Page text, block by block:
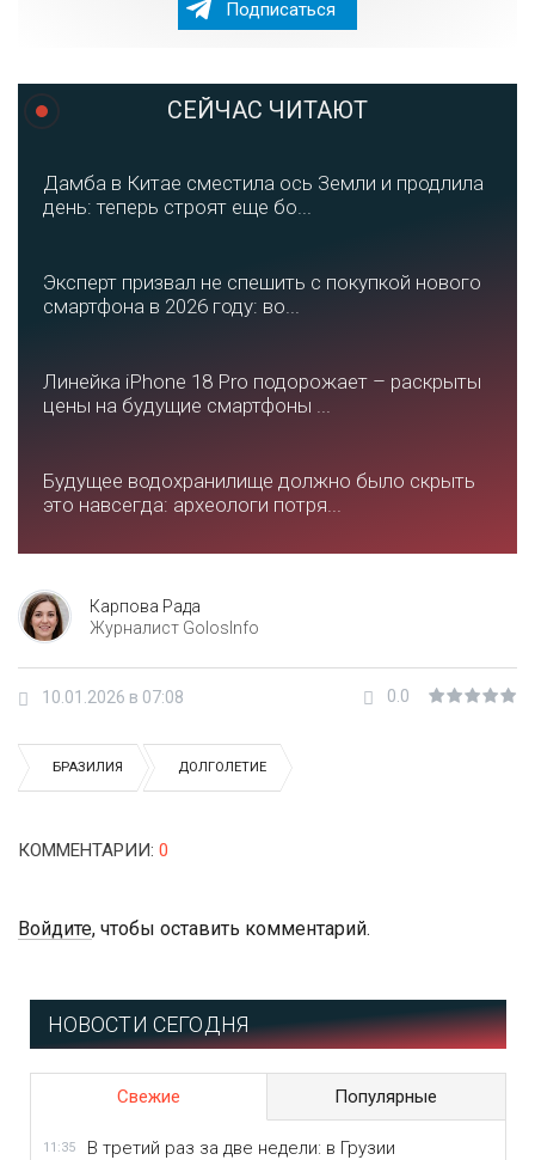
Подписаться
СЕЙЧАС ЧИТАЮТ
Дамба в Китае сместила ось Земли и продлила
день: теперь строят еще бо...
Эксперт призвал не спешить с покупкой нового
смартфона в 2026 году: во...
Линейка iPhone 18 Pro подорожает – раскрыты
цены на будущие смартфоны ...
Будущее водохранилище должно было скрыть
это навсегда: археологи потря...
Карпова Рада
Журналист GolosInfo
10.01.2026 в 07:08 0.0
БРАЗИЛИЯ ДОЛГОЛЕТИЕ
КОММЕНТАРИИ: 0
Войдите, чтобы оставить комментарий.
НОВОСТИ СЕГОДНЯ
Свежие Популярные
11:35
В третий раз за две недели: в Грузии